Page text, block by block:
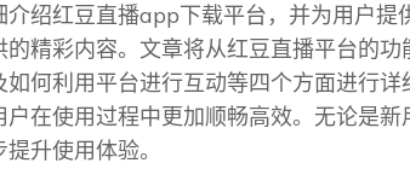
介绍红豆直播app下载平台，并为用户
的精彩内容。文章将从红豆直播平台的
如何利用平台进行互动等四个方面进行
户在使用过程中更加顺畅高效。无论是
升使用体验。